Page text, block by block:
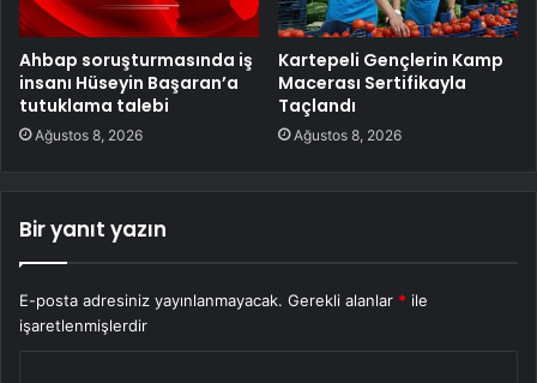
Ahbap soruşturmasında iş
insanı Hüseyin Başaran’a
tutuklama talebi
Ağustos 8, 2026
Kartepeli Gençlerin Kamp
Macerası Sertifikayla
Taçlandı
Ağustos 8, 2026
Bir yanıt yazın
E-posta adresiniz yayınlanmayacak. Gerekli alanlar * ile
işaretlenmişlerdir